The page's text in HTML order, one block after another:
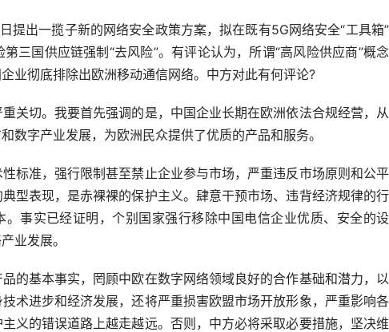
出一揽子新的网络安全政策方案，拟在既有5G网络安全“工具箱”
三国供应链强制“去风险”。有评论认为，所谓“高风险供应商”概念
业彻底排除出欧洲移动通信网络。中方对此有何评论?
切。我要首先强调的是，中国企业长期在欧洲依法合规经营，从
数字产业发展，为欧洲民众提供了优质的产品和服务。
准，强行限制甚至禁止企业参与市场，严重违反市场原则和公平
型表现，是赤裸裸的保护主义。肆意干预市场、违背经济规律的行
。事实已经证明，个别国家强行移除中国电信企业优质、安全的设
业发展。
基本事实，罔顾中欧在数字网络领域良好的合作基础和潜力，以
术进步和经济发展，还将严重损害欧盟市场开放形象，严重影响各
义的错误道路上越走越远。否则，中方必将采取必要措施，坚决维